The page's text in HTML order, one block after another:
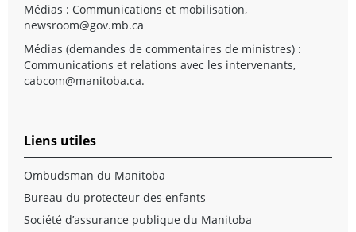
Médias : Communications et mobilisation,
newsroom@gov.mb.ca
Médias (demandes de commentaires de ministres) :
Communications et relations avec les intervenants,
cabcom@manitoba.ca.
Liens utiles
Ombudsman du Manitoba
Bureau du protecteur des enfants
Société d’assurance publique du Manitoba